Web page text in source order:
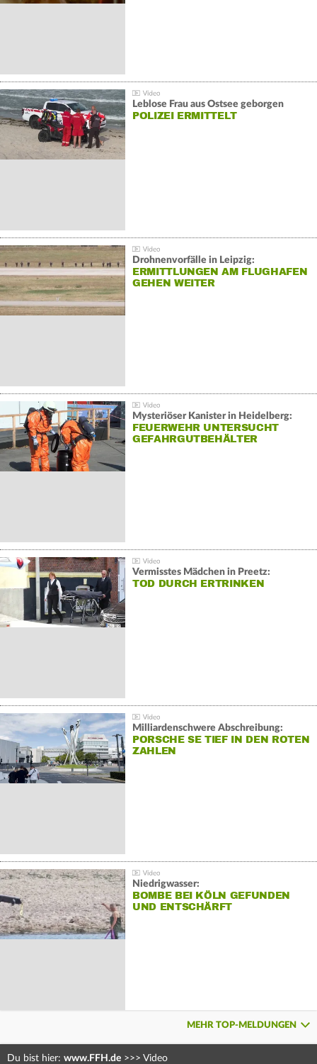
Leblose Frau aus Ostsee geborgen
POLIZEI ERMITTELT
Drohnenvorfälle in Leipzig:
ERMITTLUNGEN AM FLUGHAFEN
GEHEN WEITER
Mysteriöser Kanister in Heidelberg:
FEUERWEHR UNTERSUCHT
GEFAHRGUTBEHÄLTER
Vermisstes Mädchen in Preetz:
TOD DURCH ERTRINKEN
Milliardenschwere Abschreibung:
PORSCHE SE TIEF IN DEN ROTEN
ZAHLEN
Niedrigwasser:
BOMBE BEI KÖLN GEFUNDEN
UND ENTSCHÄRFT
MEHR TOP-MELDUNGEN
Du bist hier: www.FFH.de >>> Video